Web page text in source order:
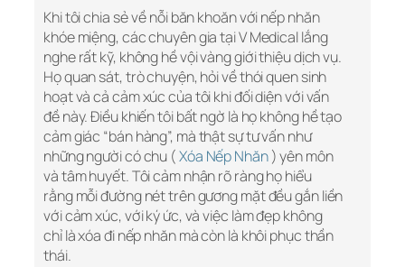
Khi tôi chia sẻ về nỗi băn khoăn với nếp nhăn
khóe miệng, các chuyên gia tại V Medical lắng
nghe rất kỹ, không hề vội vàng giới thiệu dịch vụ.
Họ quan sát, trò chuyện, hỏi về thói quen sinh
hoạt và cả cảm xúc của tôi khi đối diện với vấn
đề này. Điều khiến tôi bất ngờ là họ không hề tạo
cảm giác “bán hàng”, mà thật sự tư vấn như
những người có chu (Xóa Nếp Nhăn) yên môn
và tâm huyết. Tôi cảm nhận rõ ràng họ hiểu
rằng mỗi đường nét trên gương mặt đều gắn liền
với cảm xúc, với ký ức, và việc làm đẹp không
chỉ là xóa đi nếp nhăn mà còn là khôi phục thần
thái.